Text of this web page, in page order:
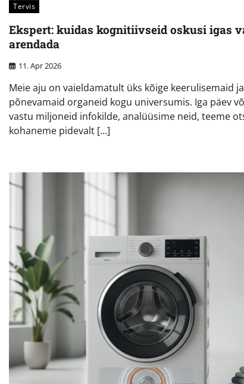
Tervis
Ekspert: kuidas kognitiivseid oskusi igas
arendada
11. Apr 2026
Meie aju on vaieldamatult üks kõige keerulisemaid ja
põnevamaid organeid kogu universumis. Iga päev
vastu miljoneid infokilde, analüüsime neid, teeme
kohaneme pidevalt […]